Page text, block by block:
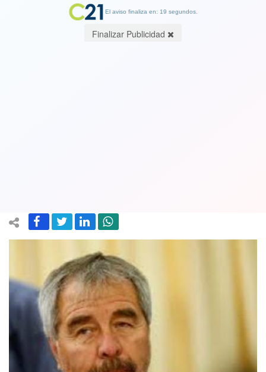
El aviso finaliza en: 18 segundos.
Finalizar Publicidad